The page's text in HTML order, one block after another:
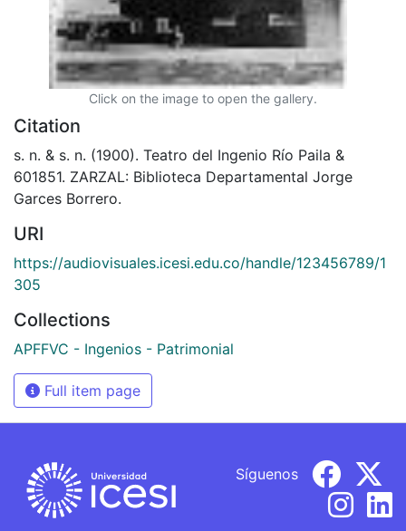
Click on the image to open the gallery.
Citation
s. n. & s. n. (1900). Teatro del Ingenio Río Paila &
601851. ZARZAL: Biblioteca Departamental Jorge
Garces Borrero.
URI
https://audiovisuales.icesi.edu.co/handle/123456789/1
305
Collections
APFFVC - Ingenios - Patrimonial
Full item page
Síguenos